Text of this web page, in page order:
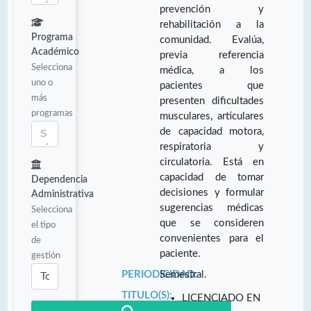
Programa
Académico
Selecciona
uno o
más
programas
Dependencia
Administrativa
Selecciona
el tipo
de
gestión
prevención y
rehabilitación a la
comunidad. Evalúa,
previa referencia
médica, a los
pacientes que
presenten dificultades
musculares, articulares
de capacidad motora,
respiratoria y
circulatoria. Está en
capacidad de tomar
decisiones y formular
sugerencias médicas
que se consideren
convenientes para el
paciente.
PERIODICIDAD:
Semestral.
TITULO(S):
LICENCIADO EN